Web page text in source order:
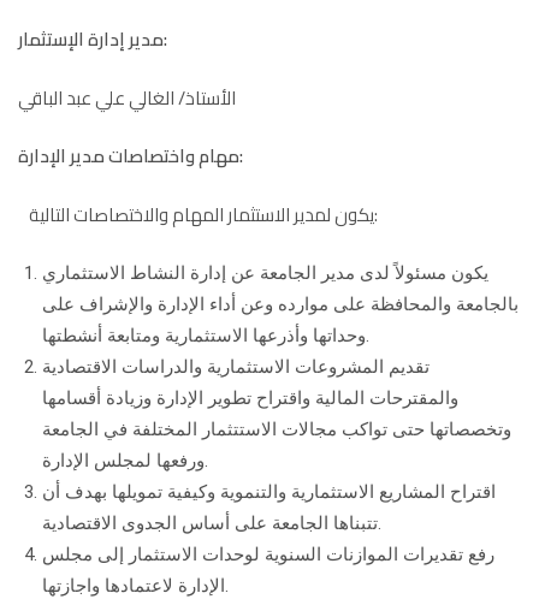
مدير إدارة الإستثمار:
الأستاذ/ الغالي علي عبد الباقي
مهام واختصاصات مدير الإدارة:
يكون لمدير الاستثمار المهام والاختصاصات التالية:
يكون مسئولاً لدى مدير الجامعة عن إدارة النشاط الاستثماري
بالجامعة والمحافظة على موارده وعن أداء الإدارة والإشراف على
وحداتها وأذرعها الاستثمارية ومتابعة أنشطتها.
تقديم المشروعات الاستثمارية والدراسات الاقتصادية
والمقترحات المالية واقتراح تطوير الإدارة وزيادة أقسامها
وتخصصاتها حتى تواكب مجالات الاستتثمار المختلفة في الجامعة
ورفعها لمجلس الإدارة.
اقتراح المشاريع الاستثمارية والتنموية وكيفية تمويلها بهدف أن
تتبناها الجامعة على أساس الجدوى الاقتصادية.
رفع تقديرات الموازنات السنوية لوحدات الاستثمار إلى مجلس
الإدارة لاعتمادها واجازتها.